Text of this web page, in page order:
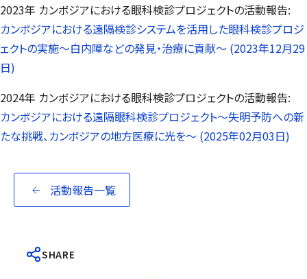
2023年 カンボジアにおける眼科検診プロジェクトの活動報告:
カンボジアにおける遠隔検診システムを活用した眼科検診プロジ
ェクトの実施～白内障などの発見・治療に貢献～ (2023年12月29
日)
2024年 カンボジアにおける眼科検診プロジェクトの活動報告:
カンボジアにおける遠隔眼科検診プロジェクト～失明予防への新
たな挑戦、カンボジアの地方医療に光を～ (2025年02月03日)
活動報告一覧
SHARE